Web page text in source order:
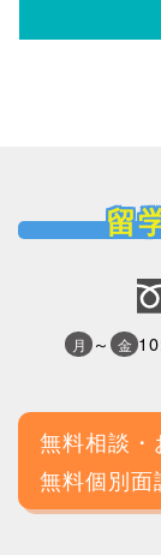
留
月 ～ 金
無料相談・
無料個別面